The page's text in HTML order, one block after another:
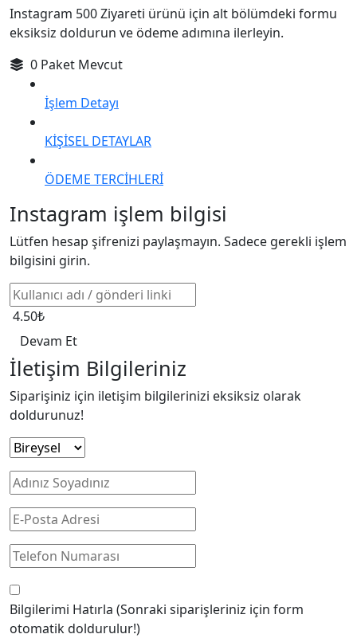
Instagram 500 Ziyareti ürünü için alt bölümdeki formu
eksiksiz doldurun ve ödeme adımına ilerleyin.
0 Paket Mevcut
İşlem Detayı
KİŞİSEL DETAYLAR
ÖDEME TERCİHLERİ
Instagram işlem bilgisi
Lütfen hesap şifrenizi paylaşmayın. Sadece gerekli işlem
bilgisini girin.
4.50₺
Devam Et
İletişim Bilgileriniz
Siparişiniz için iletişim bilgilerinizi eksiksiz olarak
doldurunuz!
Bilgilerimi Hatırla (Sonraki siparişleriniz için form
otomatik doldurulur!)